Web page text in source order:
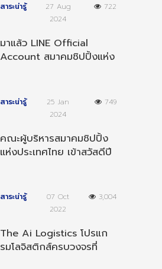
สาระน่ารู้
27 Aug
2024
722
มาแล้ว LINE Official
Account สมาคมชิปปิ้งแห่ง
สาระน่ารู้
25 Jan
2024
749
คณะผู้บริหารสมาคมชิปปิ้ง
แห่งประเทศไทย เข้าสวัสดีปี
สาระน่ารู้
07 Oct
2022
3,004
The Ai Logistics โปรแก
รมโลจิสติกส์ครบวงจรที่